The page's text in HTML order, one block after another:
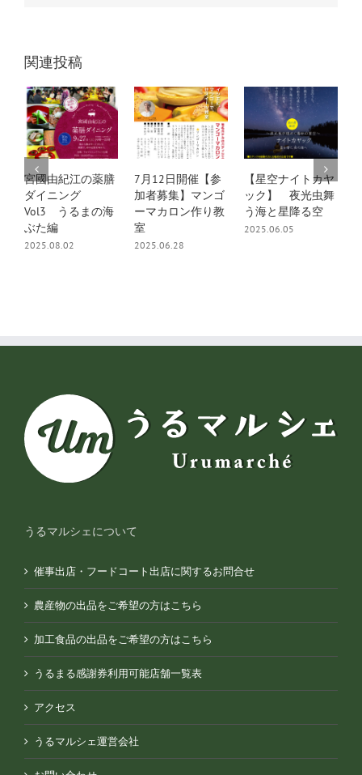
関連投稿
宮國由紀江の薬膳
ダイニング
Vol3 うるまの海
ぶた編
2025.08.02
7月12日開催【参
加者募集】マンゴ
ーマカロン作り教
室
2025.06.28
【星空ナイトカヤ
ック】 夜光虫舞
う海と星降る空
2025.06.05
うるマルシェについて
催事出店・フードコート出店に関するお問合せ
農産物の出品をご希望の方はこちら
加工食品の出品をご希望の方はこちら
うるまる感謝券利用可能店舗一覧表
アクセス
うるマルシェ運営会社